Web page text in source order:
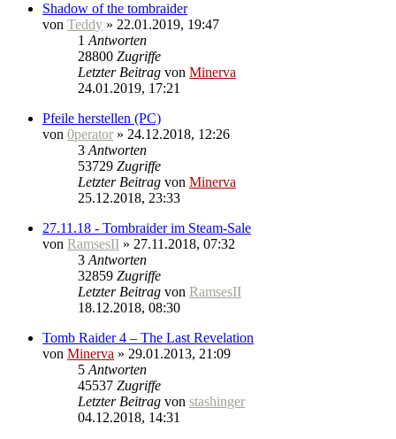
Shadow of the tombraider
von Teddy » 22.01.2019, 19:47
1 Antworten
28800 Zugriffe
Letzter Beitrag von Minerva
24.01.2019, 17:21
Pfeile herstellen (PC)
von 0perator » 24.12.2018, 12:26
3 Antworten
53729 Zugriffe
Letzter Beitrag von Minerva
25.12.2018, 23:33
27.11.18 - Tombraider im Steam-Sale
von RamsesII » 27.11.2018, 07:32
3 Antworten
32859 Zugriffe
Letzter Beitrag von RamsesII
18.12.2018, 08:30
Tomb Raider 4 – The Last Revelation
von Minerva » 29.01.2013, 21:09
5 Antworten
45537 Zugriffe
Letzter Beitrag von stashinger
04.12.2018, 14:31